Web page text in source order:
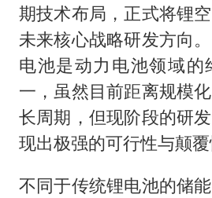
期技术布局，正式将锂
未来核心战略研发方向
电池是动力电池领域的
一，虽然目前距离规模
长周期，但现阶段的研
现出极强的可行性与颠覆
不同于传统锂电池的储